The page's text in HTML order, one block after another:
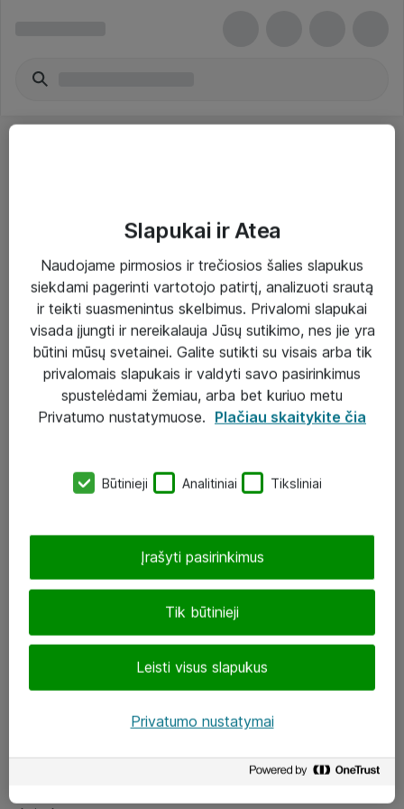
Paslaugos
Sprendimai
Įgyvendinti projektai
Atea ekspertų patarimai verslui
eShop@atea.lt
LinkedIn
Slapukai ir Atea
Naudojame pirmosios ir trečiosios šalies slapukus
siekdami pagerinti vartotojo patirtį, analizuoti srautą
ir teikti suasmenintus skelbimus. Privalomi slapukai
visada įjungti ir nereikalauja Jūsų sutikimo, nes jie yra
būtini mūsų svetainei. Galite sutikti su visais arba tik
privalomais slapukais ir valdyti savo pasirinkimus
spustelėdami žemiau, arba bet kuriuo metu
Privatumo nustatymuose. Plačiau skaitykite čia
Būtinieji Analitiniai Tiksliniai
Tik būtinieji
Leisti visus slapukus
Įrašyti pasirinkimus
Privatumo nustatymai